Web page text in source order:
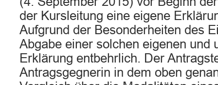
der Kursleitung eine eigene
Aufgrund der Besonderheiten des
Abgabe einer solchen eigenen und
Erklärung entbehrlich. Der
Antragsgegnerin in dem oben